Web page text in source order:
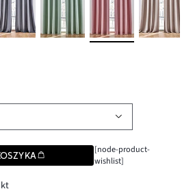
[node-product-
wishlist]